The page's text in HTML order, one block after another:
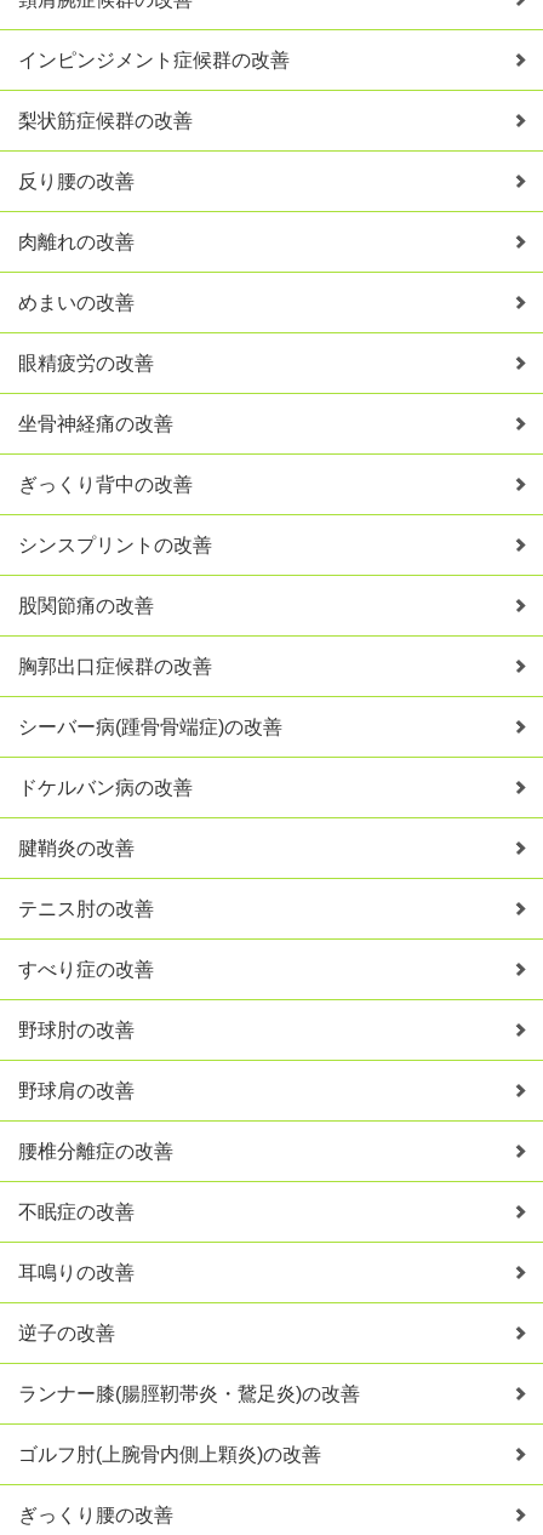
インピンジメント症候群の改善
梨状筋症候群の改善
反り腰の改善
肉離れの改善
めまいの改善
眼精疲労の改善
坐骨神経痛の改善
ぎっくり背中の改善
シンスプリントの改善
股関節痛の改善
胸郭出口症候群の改善
シーバー病(踵骨骨端症)の改善
ドケルバン病の改善
腱鞘炎の改善
テニス肘の改善
すべり症の改善
野球肘の改善
野球肩の改善
腰椎分離症の改善
不眠症の改善
耳鳴りの改善
逆子の改善
ランナー膝(腸脛靭帯炎・鵞足炎)の改善
ゴルフ肘(上腕骨内側上顆炎)の改善
ぎっくり腰の改善